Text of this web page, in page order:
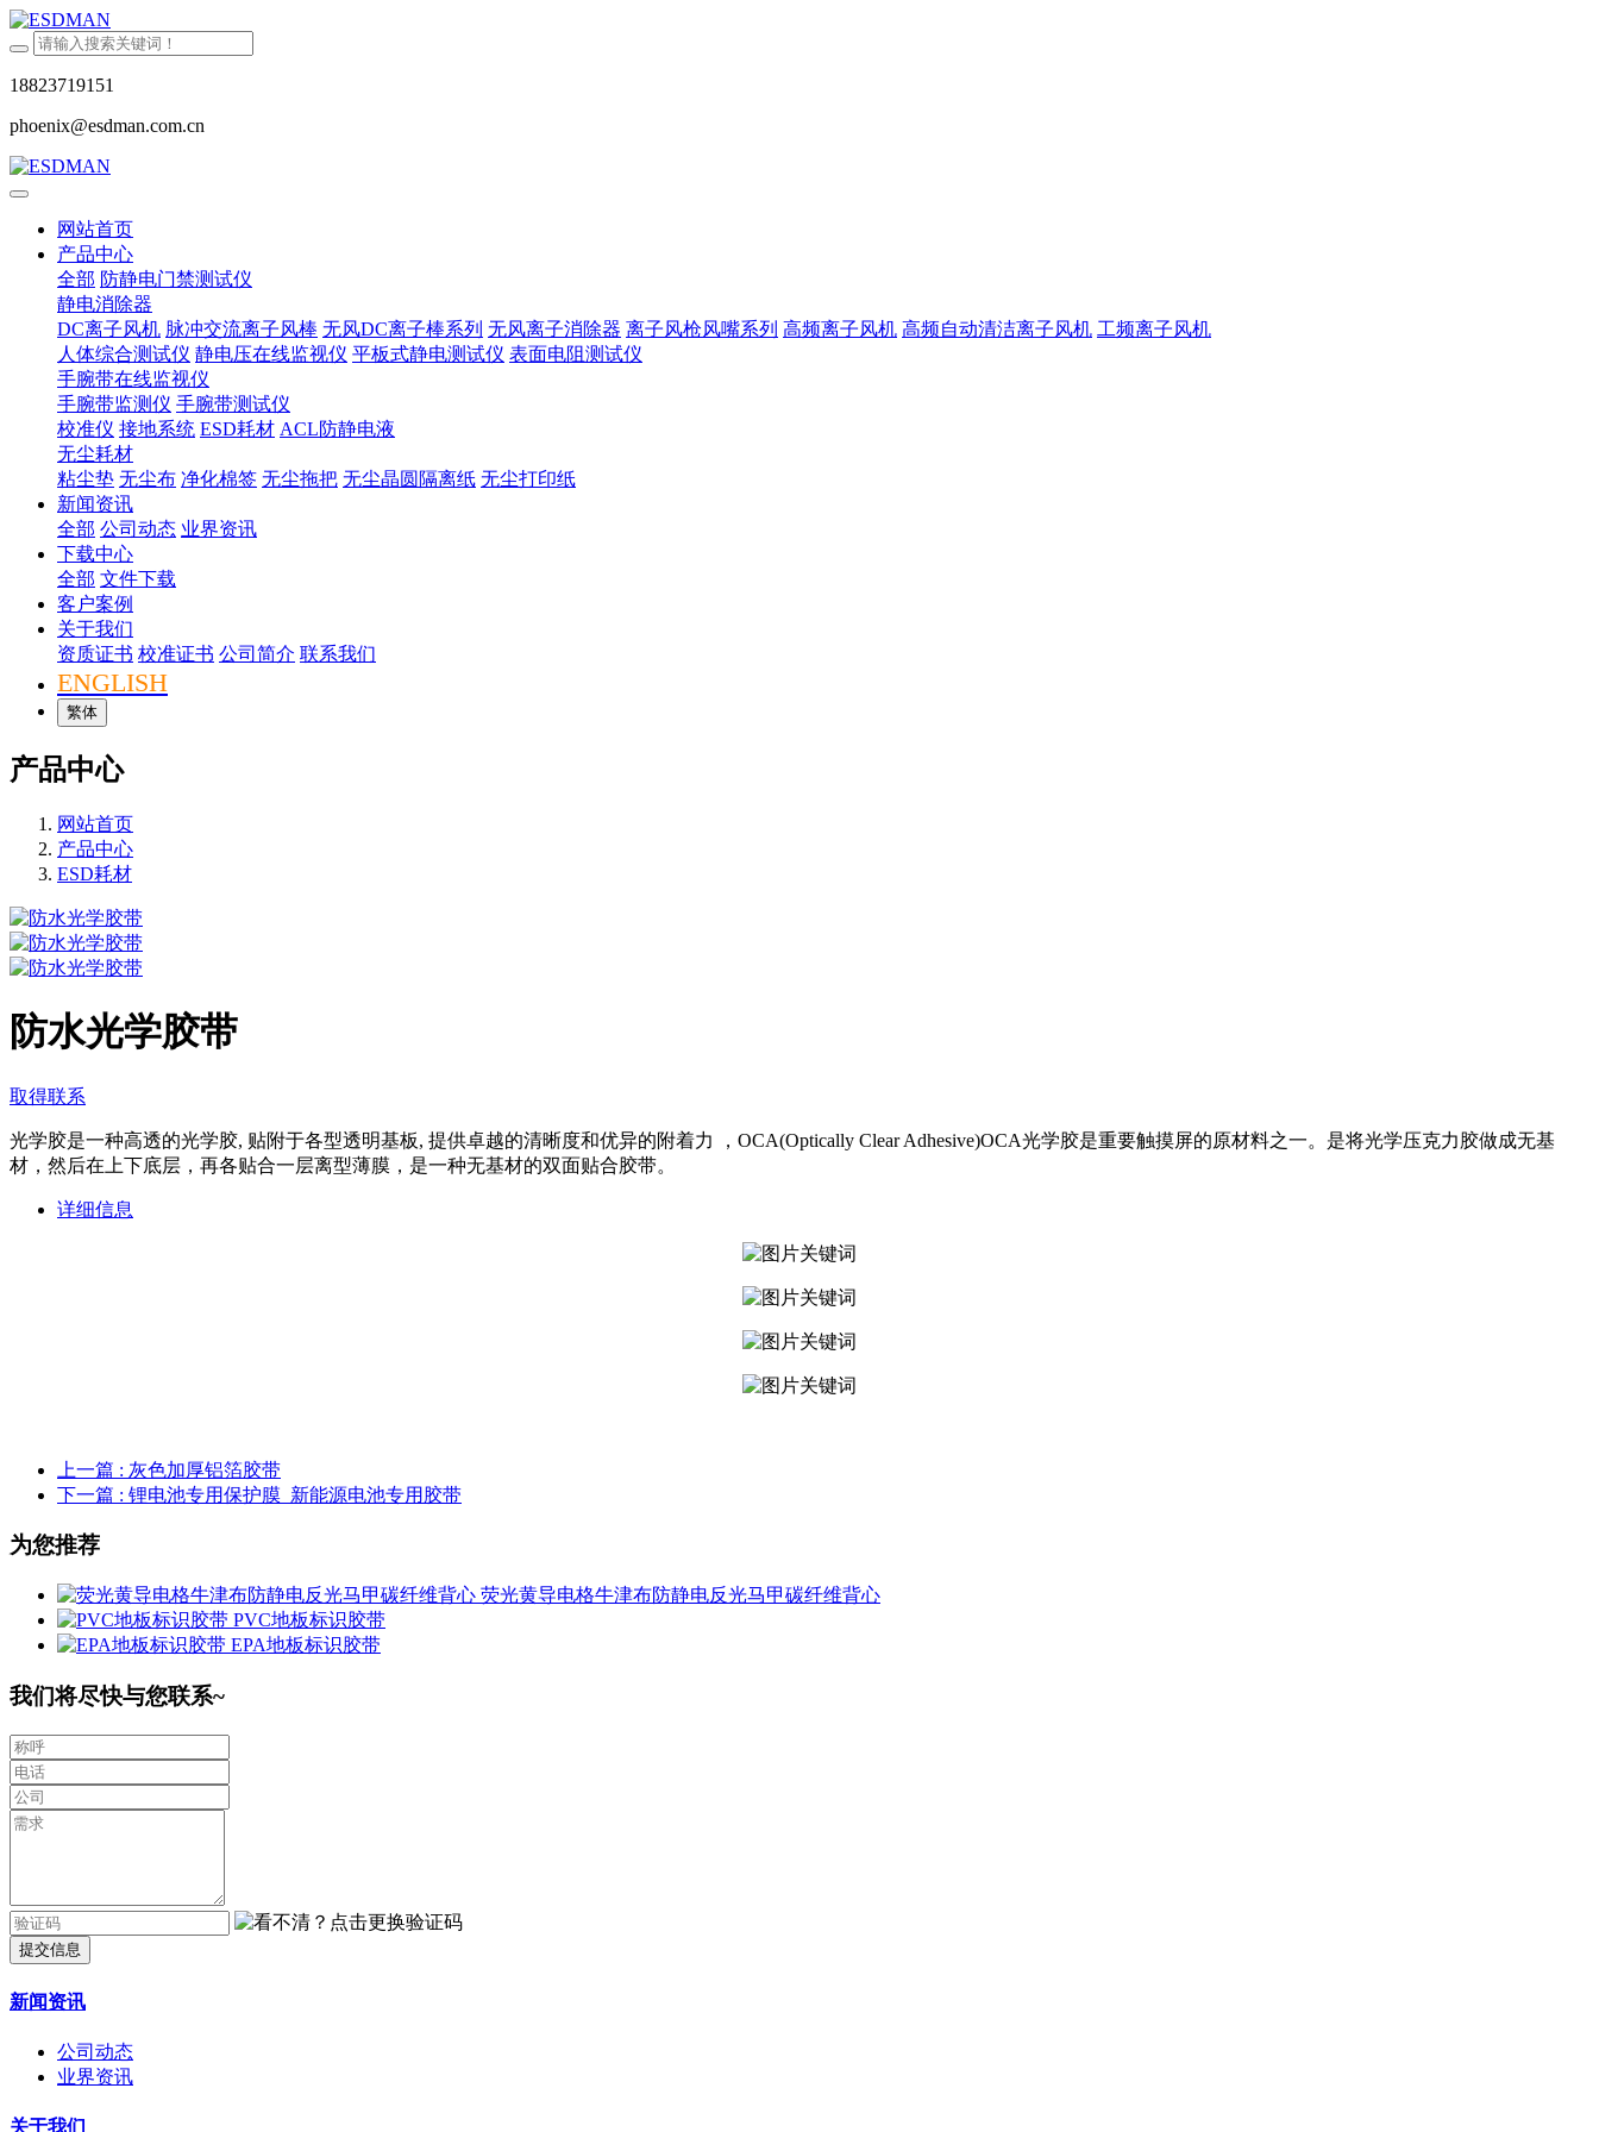
18823719151
phoenix@esdman.com.cn
网站首页
产品中心
全部 防静电门禁测试仪
静电消除器
DC离子风机 脉冲交流离子风棒 无风DC离子棒系列 无风离子消除器 离子风枪风嘴系列 高频离子风机 高频自动清洁离子风机 工频离子风机
人体综合测试仪 静电压在线监视仪 平板式静电测试仪 表面电阻测试仪
手腕带在线监视仪
手腕带监测仪 手腕带测试仪
校准仪 接地系统 ESD耗材 ACL防静电液
无尘耗材
粘尘垫 无尘布 净化棉签 无尘拖把 无尘晶圆隔离纸 无尘打印纸
新闻资讯
全部 公司动态 业界资讯
下载中心
全部 文件下载
客户案例
关于我们
资质证书 校准证书 公司简介 联系我们
ENGLISH
繁体
产品中心
网站首页
产品中心
ESD耗材
防水光学胶带
取得联系
光学胶是一种高透的光学胶, 贴附于各型透明基板, 提供卓越的清晰度和优异的附着力 ，OCA(Optically Clear Adhesive)OCA光学胶是重要触摸屏的原材料之一。是将光学压克力胶做成无基
材，然后在上下底层，再各贴合一层离型薄膜，是一种无基材的双面贴合胶带。
详细信息
上一篇 : 灰色加厚铝箔胶带
下一篇 : 锂电池专用保护膜 新能源电池专用胶带
为您推荐
荧光黄导电格牛津布防静电反光马甲碳纤维背心
PVC地板标识胶带
EPA地板标识胶带
我们将尽快与您联系~
提交信息
新闻资讯
公司动态
业界资讯
关于我们